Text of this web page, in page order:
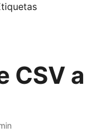
CSV a